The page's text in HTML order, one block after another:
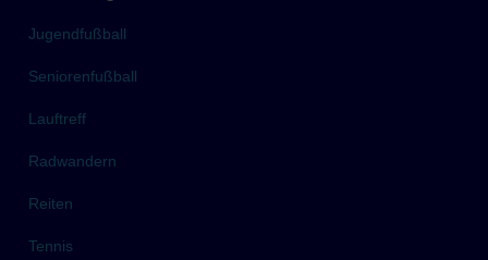
Jugendfußball
Seniorenfußball
Lauftreff
Radwandern
Reiten
Tennis